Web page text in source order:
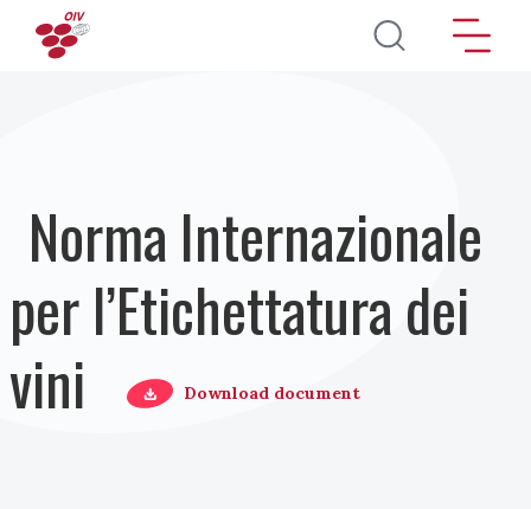
Salta al contenuto principale
Norma Internazionale
per l’Etichettatura dei
vini
Download document